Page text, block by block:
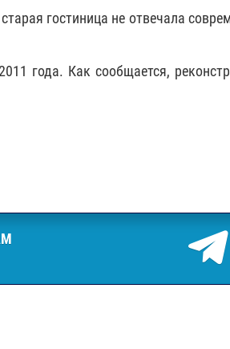
гостиница не отвечала
года. Как сообщается,